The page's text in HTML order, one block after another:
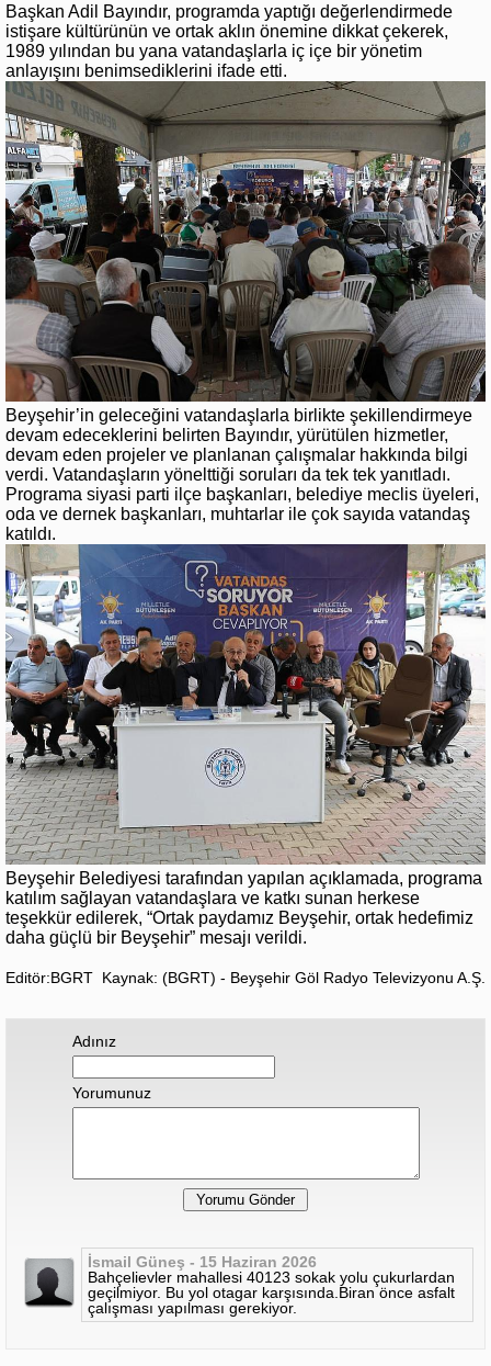
Başkan Adil Bayındır, programda yaptığı değerlendirmede
istişare kültürünün ve ortak aklın önemine dikkat çekerek,
1989 yılından bu yana vatandaşlarla iç içe bir yönetim
anlayışını benimsediklerini ifade etti.
Beyşehir’in geleceğini vatandaşlarla birlikte şekillendirmeye
devam edeceklerini belirten Bayındır, yürütülen hizmetler,
devam eden projeler ve planlanan çalışmalar hakkında bilgi
verdi. Vatandaşların yönelttiği soruları da tek tek yanıtladı.
Programa siyasi parti ilçe başkanları, belediye meclis üyeleri,
oda ve dernek başkanları, muhtarlar ile çok sayıda vatandaş
katıldı.
Beyşehir Belediyesi tarafından yapılan açıklamada, programa
katılım sağlayan vatandaşlara ve katkı sunan herkese
teşekkür edilerek, “Ortak paydamız Beyşehir, ortak hedefimiz
daha güçlü bir Beyşehir” mesajı verildi.
Editör:BGRT Kaynak: (BGRT) - Beyşehir Göl Radyo Televizyonu A.Ş.
Adınız
Yorumunuz
İsmail Güneş - 15 Haziran 2026
Bahçelievler mahallesi 40123 sokak yolu çukurlardan
geçilmiyor. Bu yol otagar karşısında.Biran önce asfalt
çalışması yapılması gerekiyor.